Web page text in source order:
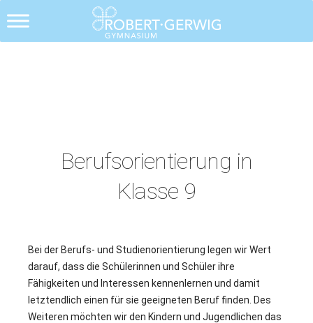
Berufsorientierung in
Klasse 9
Bei der Berufs- und Studienorientierung legen wir Wert
darauf, dass die Schülerinnen und Schüler ihre
Fähigkeiten und Interessen kennenlernen und damit
letztendlich einen für sie geeigneten Beruf finden. Des
Weiteren möchten wir den Kindern und Jugendlichen das